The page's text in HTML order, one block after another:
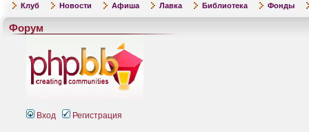
Клуб Новости Афиша Лавка Библиотека Фонды
Форум
Вход Регистрация